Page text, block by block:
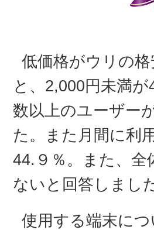
低価格がウリの
と、2,000円未満
数以上のユーザー
た。また月間に利
44.９％。また、
ないと回答しまし
使用する端末に